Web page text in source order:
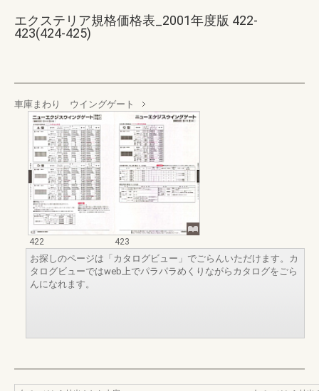
エクステリア規格価格表_2001年度版 422-
423(424-425)
車庫まわり ウイングゲート
422
423
お探しのページは「カタログビュー」でごらんいただけます。カ
タログビューではweb上でパラパラめくりながらカタログをごら
んになれます。